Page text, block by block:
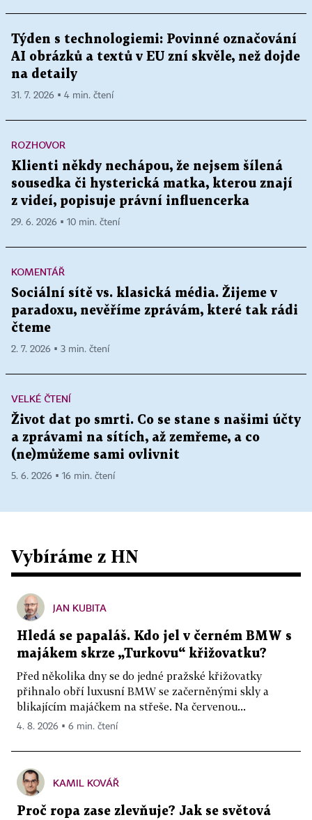
Týden s technologiemi: Povinné označování
AI obrázků a textů v EU zní skvěle, než dojde
na detaily
31. 7. 2026 ▪ 4 min. čtení
ROZHOVOR
Klienti někdy nechápou, že nejsem šílená
sousedka či hysterická matka, kterou znají
z videí, popisuje právní influencerka
29. 6. 2026 ▪ 10 min. čtení
KOMENTÁŘ
Sociální sítě vs. klasická média. Žijeme v
paradoxu, nevěříme zprávám, které tak rádi
čteme
2. 7. 2026 ▪ 3 min. čtení
VELKÉ ČTENÍ
Život dat po smrti. Co se stane s našimi účty
a zprávami na sítích, až zemřeme, a co
(ne)můžeme sami ovlivnit
5. 6. 2026 ▪ 16 min. čtení
Vybíráme z HN
JAN KUBITA
Hledá se papaláš. Kdo jel v černém BMW s
majákem skrze „Turkovu“ křižovatku?
Před několika dny se do jedné pražské křižovatky
přihnalo obří luxusní BMW se začerněnými skly a
blikajícím majáčkem na střeše. Na červenou...
4. 8. 2026 ▪ 6 min. čtení
KAMIL KOVÁŘ
Proč ropa zase zlevňuje? Jak se světová